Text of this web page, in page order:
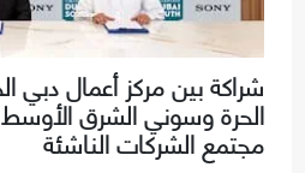
شراكة بين مركز أعمال دبي
الحرة وسوني الشرق الأوسط
مجتمع الشركات الناشئة